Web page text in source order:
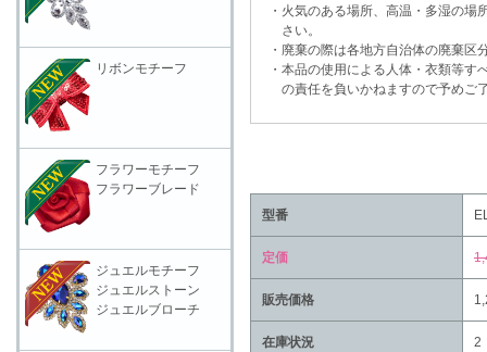
・火気のある場所、高温・多湿の場
さい。
・廃棄の際は各地方自治体の廃棄区
・本品の使用による人体・衣類等す
の責任を負いかねますので予めご
型番
定価
販売価格
在庫状況 2
リボンモチーフ
フラワーモチーフ
フラワーブレード
ジュエルモチーフ
ジュエルストーン
ジュエルブローチ